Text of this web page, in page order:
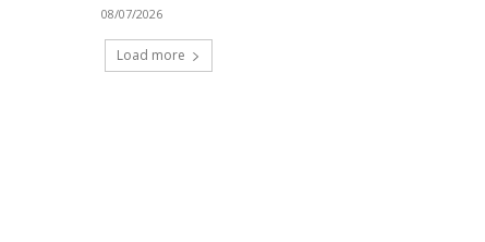
08/07/2026
Load more